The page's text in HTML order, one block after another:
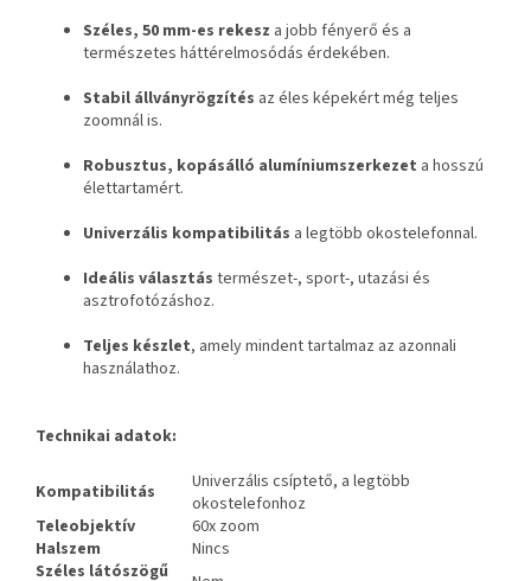
Széles, 50 mm-es rekesz a jobb fényerő és a
természetes háttérelmosódás érdekében.
Stabil állványrögzítés az éles képekért még teljes
zoomnál is.
Robusztus, kopásálló alumíniumszerkezet a hosszú
élettartamért.
Univerzális kompatibilitás a legtöbb okostelefonnal.
Ideális választás természet-, sport-, utazási és
asztrofotózáshoz.
Teljes készlet, amely mindent tartalmaz az azonnali
használathoz.
Technikai adatok:
Kompatibilitás
Univerzális csíptető, a legtöbb
okostelefonhoz
Teleobjektív
60x zoom
Halszem
Nincs
Széles látószögű